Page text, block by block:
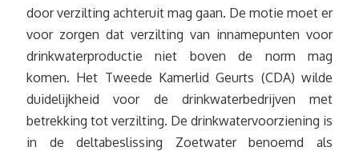
door verzilting achteruit mag gaan. De motie moet er
voor zorgen dat verzilting van innamepunten voor
drinkwaterproductie niet boven de norm mag
komen. Het Tweede Kamerlid Geurts (CDA) wilde
duidelijkheid voor de drinkwaterbedrijven met
betrekking tot verzilting. De drinkwatervoorziening is
in de deltabeslissing Zoetwater benoemd als